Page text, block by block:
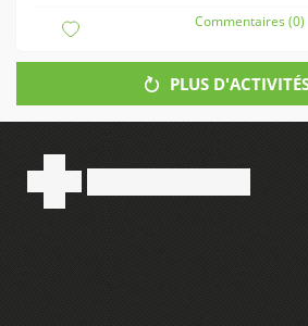
Commentaires (0)
PLUS